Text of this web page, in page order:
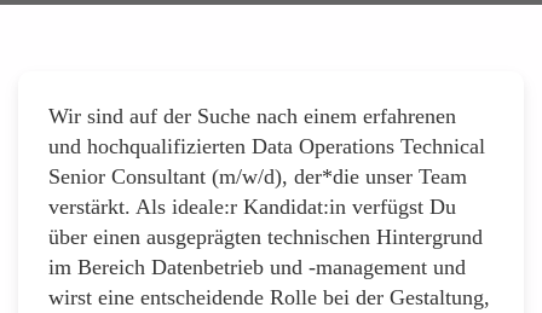
Wir sind auf der Suche nach einem erfahrenen
und hochqualifizierten Data Operations Technical
Senior Consultant (m/w/d), der*die unser Team
verstärkt. Als ideale:r Kandidat:in verfügst Du
über einen ausgeprägten technischen Hintergrund
im Bereich Datenbetrieb und -management und
wirst eine entscheidende Rolle bei der Gestaltung,